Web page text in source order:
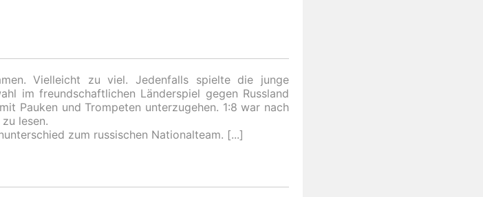
Vielleicht zu viel. Jedenfalls spielte die junge
im freundschaftlichen Länderspiel gegen Russland
Pauken und Trompeten unterzugehen. 1:8 war nach
lesen.
zum russischen Nationalteam.